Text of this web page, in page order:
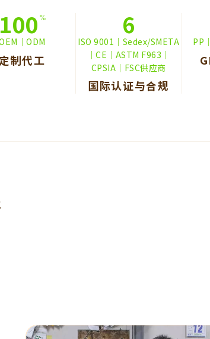
100
｜ODM
定制代工
6
ISO 9001｜Sedex/SMETA
｜CE｜ASTM F963｜
CPSIA｜FSC供应商
国际认证与合规
PP